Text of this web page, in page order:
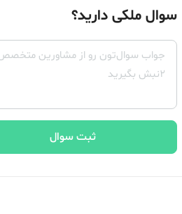
سوال ملکی دارید؟
ثبت سوال